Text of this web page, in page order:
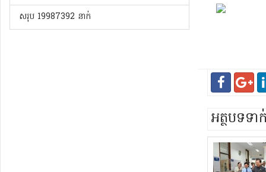
សរុប 19987392 នាក់
អត្ថបទទ